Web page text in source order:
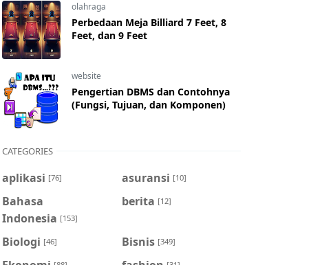
olahraga
Perbedaan Meja Billiard 7 Feet, 8
Feet, dan 9 Feet
website
Pengertian DBMS dan Contohnya
(Fungsi, Tujuan, dan Komponen)
CATEGORIES
aplikasi [76] asuransi [10]
Bahasa
Indonesia [153]
berita [12]
Biologi [46] Bisnis [349]